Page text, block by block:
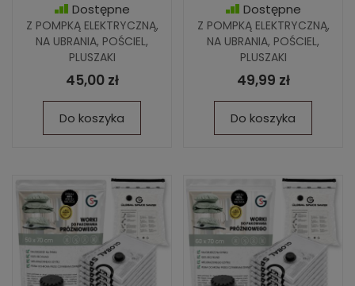
Dostępne
Z POMPKĄ ELEKTRYCZNĄ,
NA UBRANIA, POŚCIEL,
PLUSZAKI
45,00 zł
Do koszyka
Dostępne
Z POMPKĄ ELEKTRYCZNĄ,
NA UBRANIA, POŚCIEL,
PLUSZAKI
49,99 zł
Do koszyka